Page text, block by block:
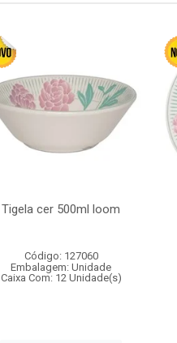
Tigela cer 500ml loom
Código: 127060
Embalagem: Unidade
Caixa Com: 12 Unidade(s)